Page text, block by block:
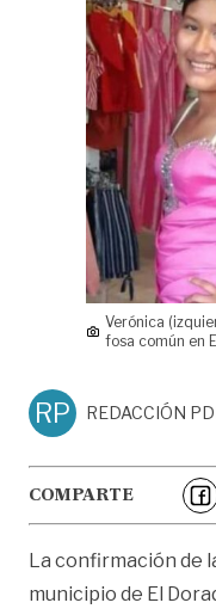
Verónica
fosa común en
RP REDACCIÓN
COMPARTE
La confirmación de
municipio de El